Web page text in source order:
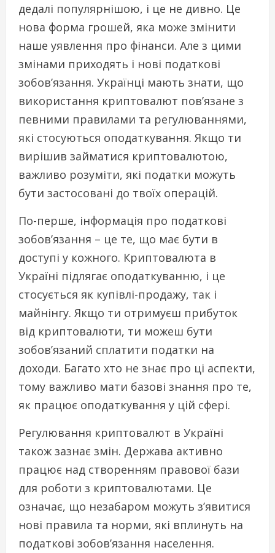
дедалі популярнішою, і це не дивно. Це
нова форма грошей, яка може змінити
наше уявлення про фінанси. Але з цими
змінами приходять і нові податкові
зобов’язання. Українці мають знати, що
використання криптовалют пов’язане з
певними правилами та регулюваннями,
які стосуються оподаткування. Якщо ти
вирішив займатися криптовалютою,
важливо розуміти, які податки можуть
бути застосовані до твоїх операцій.
По-перше, інформація про податкові
зобов’язання – це те, що має бути в
доступі у кожного. Криптовалюта в
Україні підлягає оподаткуванню, і це
стосується як купівлі-продажу, так і
майнінгу. Якщо ти отримуєш прибуток
від криптовалюти, ти можеш бути
зобов’язаний сплатити податки на
доходи. Багато хто не знає про ці аспекти,
тому важливо мати базові знання про те,
як працює оподаткування у цій сфері.
Регулювання криптовалют в Україні
також зазнає змін. Держава активно
працює над створенням правової бази
для роботи з криптовалютами. Це
означає, що незабаром можуть з’явитися
нові правила та норми, які вплинуть на
податкові зобов’язання населення.